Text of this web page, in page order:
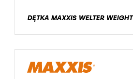
DĘTKA MAXXIS WELTER WEIGHT